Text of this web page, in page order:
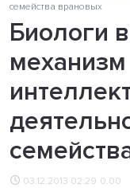
семейства врановых
Биологи
механизм
03.12.2013 02:29 0.00